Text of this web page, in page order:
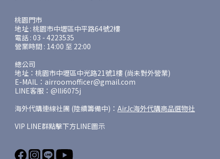
桃園門市
地址 : 桃園市中壢區中平路64號2樓
電話 : 03 - 4223535
營業時間 : 14:00 至 22:00
總公司
地址：桃園市中壢區中光路21號1樓 (尚未對外營業)
E-MAIL：airroomofficer@gmail.com
LINE客服：@lli6075j
海外代購連線社團 (陸續籌備中)： AirJc海外代購商品選物社
VIP LINE群點擊下方LINE圖示